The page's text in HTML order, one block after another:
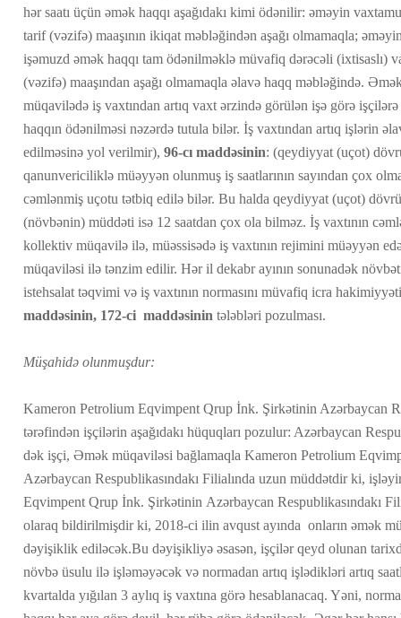
hər saatı üçün əmək haqqı aşağıdakı kimi ödənilir: əməyin
tarif (vəzifə) maaşının ikiqat məbləğindən aşağı olmamaqla;
işəmuzd əmək haqqı tam ödənilməklə müvafiq dərəcəli (ixtisaslı)
(vəzifə) maaşından aşağı olmamaqla əlavə haqq məbləğində.
müqavilədə iş vaxtından artıq vaxt ərzində görülən işə görə
haqqın ödənilməsi nəzərdə tutula bilər. İş vaxtından artıq işlərin
edilməsinə yol verilmir), 96-cı maddəsinin: (qeydiyyat (uçot)
qanunvericiliklə müəyyən olunmuş iş saatlarının sayından çox
cəmlənmiş uçotu tətbiq edilə bilər. Bu halda qeydiyyat (uçot)
(növbənin) müddəti isə 12 saatdan çox ola bilməz. İş vaxtının
kollektiv müqavilə ilə, müəssisədə iş vaxtının rejimini müəyyən
müqaviləsi ilə tənzim edilir. Hər il dekabr ayının sonunadək
istehsalat təqvimi və iş vaxtının normasını müvafiq icra
maddəsinin, 172-ci maddəsinin tələbləri pozulması.
Müşahidə olunmuşdur:
Kameron Petrolium Eqvimpent Qrup İnk. Şirkətinin Azərbaycan
tərəfindən işçilərin aşağıdakı hüquqları pozulur: Azərbaycan
dək işçi, Əmək müqaviləsi bağlamaqla Kameron Petrolium
Azərbaycan Respublikasındakı Filialında uzun müddətdir ki,
Eqvimpent Qrup İnk. Şirkətinin Azərbaycan Respublikasındakı
olaraq bildirilmişdir ki, 2018-ci ilin avqust ayında onların əmək
dəyişiklik ediləcək.Bu dəyişikliyə əsasən, işçilər qeyd olunan
növbə üsulu ilə işləməyəcək və normadan artıq işlədikləri artıq
kvartalda yığılan 3 aylıq iş vaxtına görə hesablanacaq. Yəni,